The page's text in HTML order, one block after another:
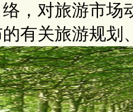
络，对旅游市场
的有关旅游规划